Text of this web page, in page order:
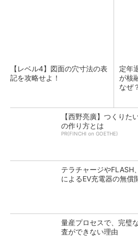
【レベル4】図面の穴寸法の表
記を攻略せよ！
定年
が核
なぜ
【西野亮廣】つくりた
の作り方とは
PR(FINCHI on GOETHE)
テラチャージや
によるEV充電器の無償
量産プロセスで、完璧
査ができない理由